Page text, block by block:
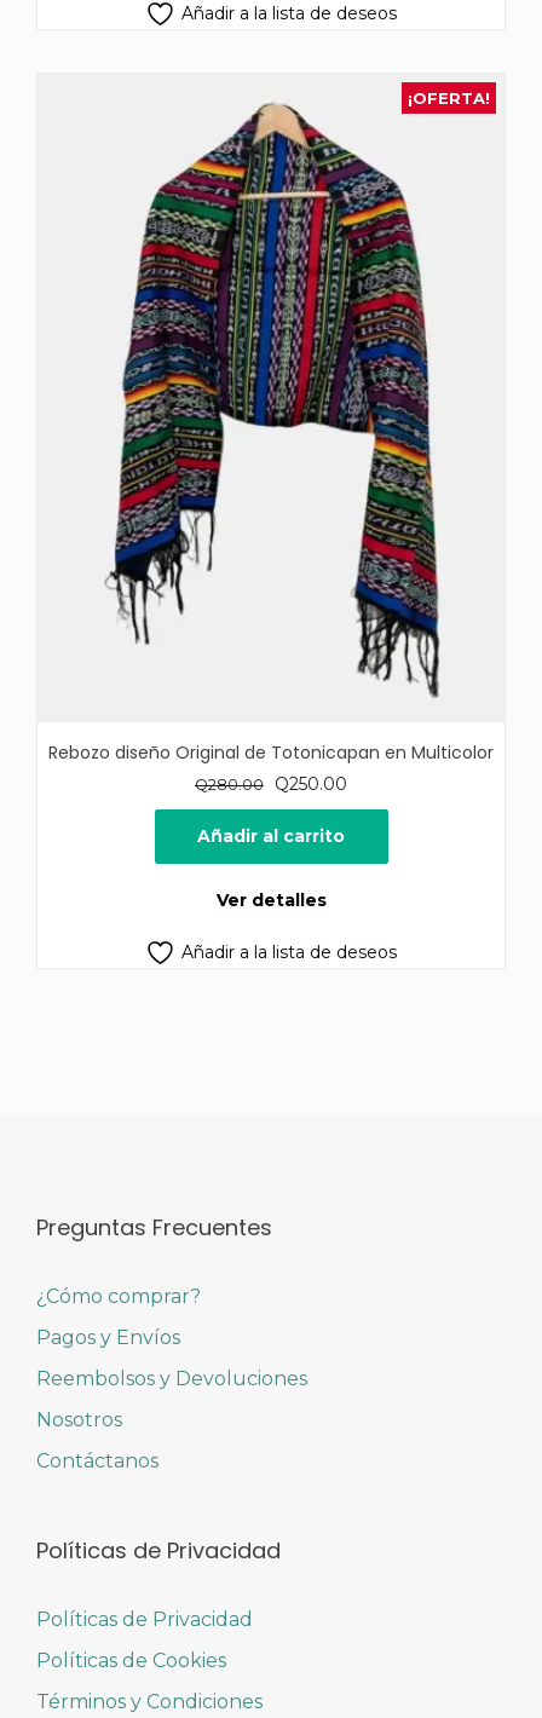
Añadir a la lista de deseos
¡OFERTA!
Rebozo diseño Original de Totonicapan en Multicolor
Q280.00
El
precio
original
era:
Q250.00
precio
es:
Añadir al carrito
Ver detalles
Añadir a la lista de deseos
Preguntas Frecuentes
¿Cómo comprar?
Pagos y Envíos
Reembolsos y Devoluciones
Nosotros
Contáctanos
Políticas de Privacidad
Políticas de Privacidad
Políticas de Cookies
Términos y Condiciones